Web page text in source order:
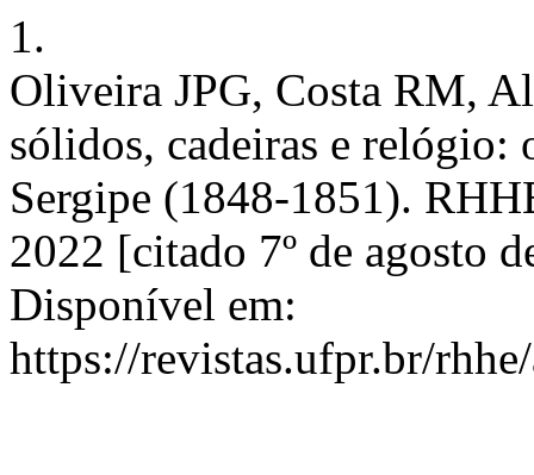
1.
Oliveira JPG, Costa RM,
sólidos, cadeiras e relógio:
Sergipe (1848-1851).
2022 [citado 7º de agosto
Disponível em:
https://revistas.ufpr.br/